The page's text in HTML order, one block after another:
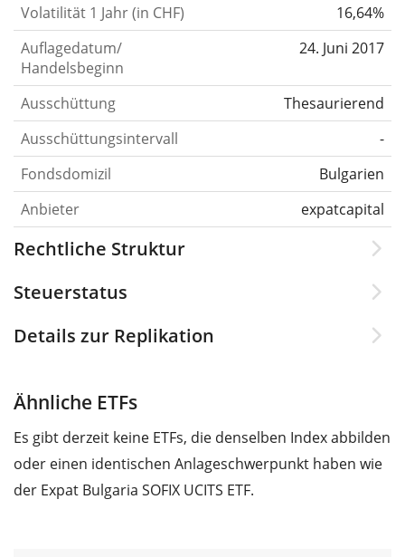
Volatilität 1 Jahr (in CHF)
16,64%
Auflagedatum/
Handelsbeginn
24. Juni 2017
Ausschüttung
Thesaurierend
Ausschüttungsintervall
-
Fondsdomizil
Bulgarien
Anbieter
expatcapital
Rechtliche Struktur
Steuerstatus
Details zur Replikation
Ähnliche ETFs
Es gibt derzeit keine ETFs, die denselben Index abbilden
oder einen identischen Anlageschwerpunkt haben wie
der Expat Bulgaria SOFIX UCITS ETF.